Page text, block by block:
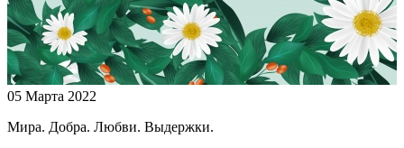
05 Марта 2022
Мира. Добра. Любви. Выдержки.